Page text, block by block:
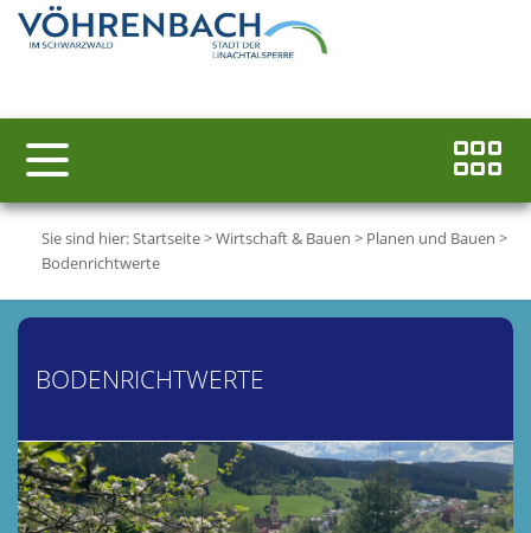
Sie sind hier:Startseite>Wirtschaft & Bauen > Planen und Bauen >
Bodenrichtwerte
BODENRICHTWERTE